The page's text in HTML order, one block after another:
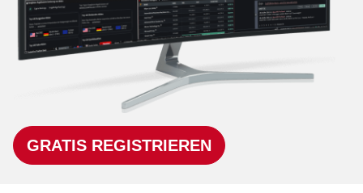
GRATIS REGISTRIEREN